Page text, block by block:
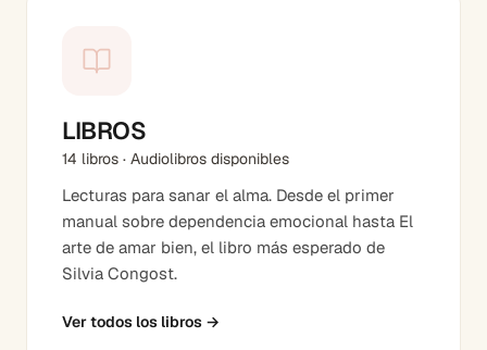
LIBROS
14 libros · Audiolibros disponibles
Lecturas para sanar el alma. Desde el primer
manual sobre dependencia emocional hasta El
arte de amar bien, el libro más esperado de
Silvia Congost.
Ver todos los libros →